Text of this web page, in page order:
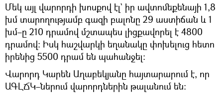
Մեկ այլ վարորդի խոսքով էլ` իր ավտոմեքենայի 1,8
խմ տարողությամբ գազի բալոնը 29 աստիճան և 1
խմ–ը 210 դրամով մշտապես լիցքավորել է 4800
դրամով։ Իսկ հաշվարկի եղանակը փոխելուց հետո
իրենից 5500 դրամ են պահանջել։
Վարորդ Կարեն Աղաբեկյանը հայտարարում է, որ
ԱԳԼՃԿ–ներում վարորդներին թալանում են։